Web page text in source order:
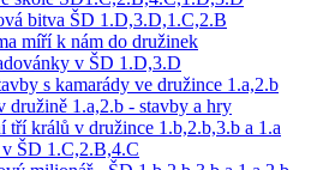
bitva ŠD 1.D,3.D,1.C,2.B
míří k nám do družinek
v ŠD 1.D,3.D
s kamarády ve družince 1.a,2.b
družině 1.a,2.b - stavby a hry
tří králů v družince 1.b,2.b,3.b a 1.a
ŠD 1.C,2.B,4.C